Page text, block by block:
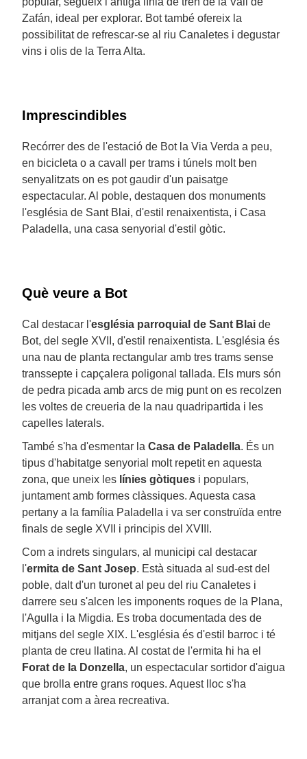
Zafán, ideal per explorar. Bot també ofereix la
possibilitat de refrescar-se al riu Canaletes i degustar
vins i olis de la Terra Alta.
Imprescindibles
Recórrer des de l'estació de Bot la Via Verda a peu,
en bicicleta o a cavall per trams i túnels molt ben
senyalitzats on es pot gaudir d'un paisatge
espectacular. Al poble, destaquen dos monuments
l'església de Sant Blai, d'estil renaixentista, i Casa
Paladella, una casa senyorial d'estil gòtic.
Què veure a Bot
Cal destacar l'església parroquial de Sant Blai de
Bot, del segle XVII, d'estil renaixentista. L'església és
una nau de planta rectangular amb tres trams sense
transsepte i capçalera poligonal tallada. Els murs són
de pedra picada amb arcs de mig punt on es recolzen
les voltes de creueria de la nau quadripartida i les
capelles laterals.
També s'ha d'esmentar la Casa de Paladella. És un
tipus d'habitatge senyorial molt repetit en aquesta
zona, que uneix les línies gòtiques i populars,
juntament amb formes clàssiques. Aquesta casa
pertany a la família Paladella i va ser construïda entre
finals de segle XVII i principis del XVIII.
Com a indrets singulars, al municipi cal destacar
l'ermita de Sant Josep. Està situada al sud-est del
poble, dalt d'un turonet al peu del riu Canaletes i
darrere seu s'alcen les imponents roques de la Plana,
l'Agulla i la Migdia. Es troba documentada des de
mitjans del segle XIX. L'església és d'estil barroc i té
planta de creu llatina. Al costat de l'ermita hi ha el
Forat de la Donzella, un espectacular sortidor d'aigua
que brolla entre grans roques. Aquest lloc s'ha
arranjat com a àrea recreativa.